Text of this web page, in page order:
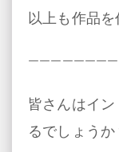
以上も作品を
皆さんはイ
るでしょうか